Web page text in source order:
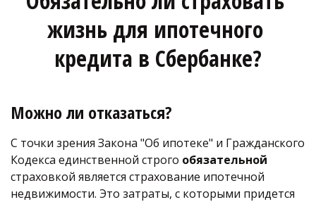
жизнь для ипотечного
кредита в Сбербанке?
Можно ли отказаться?
С точки зрения Закона "Об ипотеке" и Гражданского
Кодекса единственной строго
страховкой является страхование ипотечной
недвижимости. Это затраты, с которыми придется